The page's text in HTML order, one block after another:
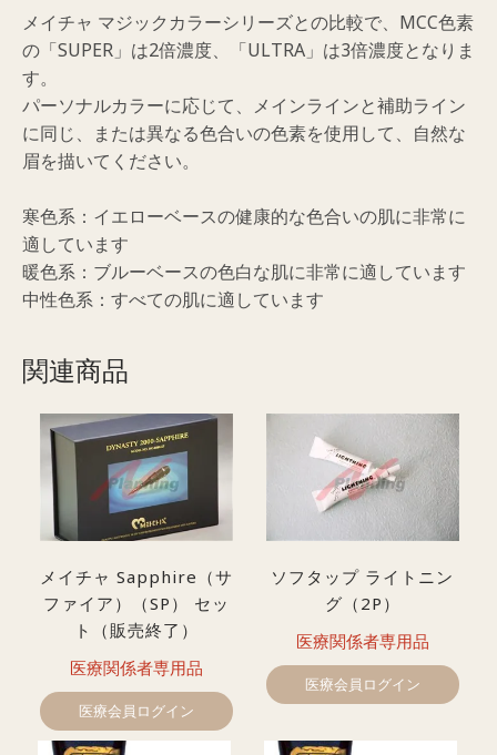
メイチャ マジックカラーシリーズとの比較で、MCC色素
の「SUPER」は2倍濃度、「ULTRA」は3倍濃度となりま
す。
パーソナルカラーに応じて、メインラインと補助ライン
に同じ、または異なる色合いの色素を使用して、自然な
眉を描いてください。
寒色系：イエローベースの健康的な色合いの肌に非常に
適しています
暖色系：ブルーベースの色白な肌に非常に適しています
中性色系：すべての肌に適しています
関連商品
メイチャ Sapphire（サ
ファイア）（SP） セッ
ト（販売終了）
医療関係者専用品
医療会員ログイン
ソフタップ ライトニン
グ（2P）
医療関係者専用品
医療会員ログイン